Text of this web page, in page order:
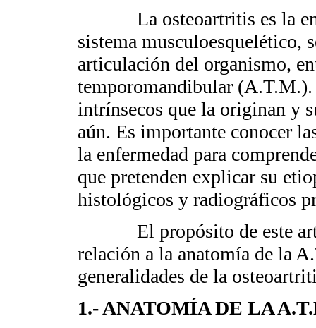
La osteoartritis es la
sistema musculoesquelético,
articulación del organismo,
temporomandibular
intrínsecos que la originan y
aún. Es importante conocer
la enfermedad para
que pretenden explicar su
histológicos y radiográficos
El propósito de este
relación a la anatomía de la
generalidades de la
1.- ANATOMÍA DE LA